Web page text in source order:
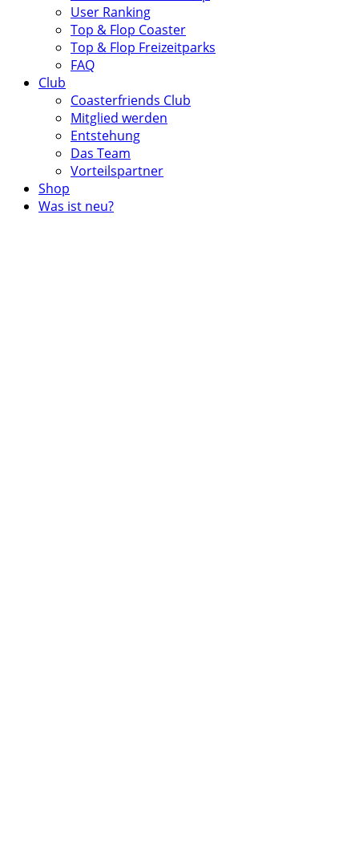
User Ranking
Top & Flop Coaster
Top & Flop Freizeitparks
FAQ
Club
Coasterfriends Club
Mitglied werden
Entstehung
Das Team
Vorteilspartner
Shop
Was ist neu?